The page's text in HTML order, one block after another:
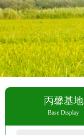
丙馨基地
Base Display